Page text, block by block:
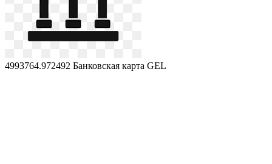
4993764.972492 Банковская карта GEL